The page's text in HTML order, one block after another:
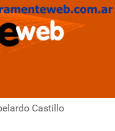
Castillo